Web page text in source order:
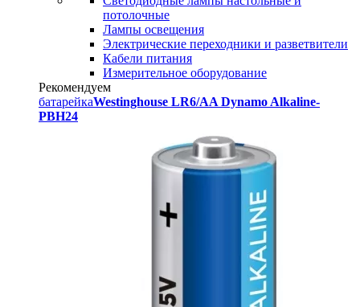
потолочные
Лампы освещения
Электрические переходники и разветвители
Кабели питания
Измерительное оборудование
Рекомендуем
батарейкаWestinghouse LR6/AA Dynamo Alkaline-
PBH24